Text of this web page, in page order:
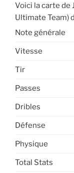
Voici la carte de
Ultimate Team)
Note générale
Vitesse
Tir
Passes
Dribles
Défense
Physique
Total Stats